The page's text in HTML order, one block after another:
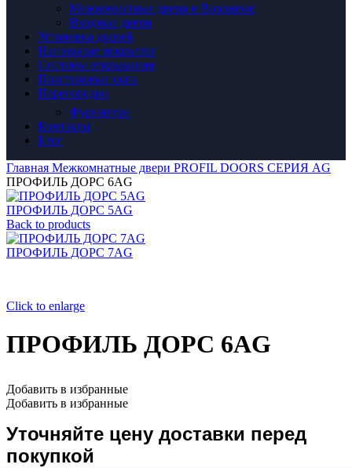
Межкомнатные двери в Воронеже
Входные двери
Установка дверей
Напольные покрытия
Системы открывания
Пластиковые окна
Перегородки
Фурнитура
Контакты
Блог
Главная Межкомнатные двери PROFIL DOORS СЕРИЯ AG
ПРОФИЛЬ ДОРС 6AG
ПРОФИЛЬ ДОРС 5AG
Back to products
ПРОФИЛЬ ДОРС 7AG
Click to enlarge
ПРОФИЛЬ ДОРС 6AG
Добавить в избранные
Добавить в избранные
Уточняйте цену доставки перед
покупкой